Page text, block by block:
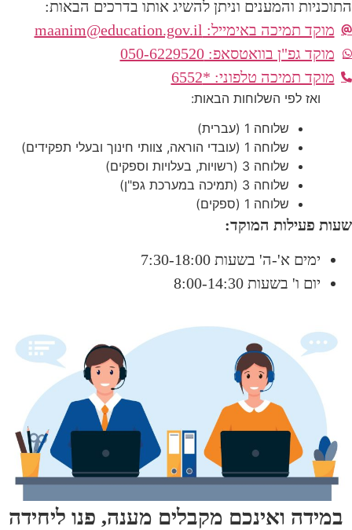
התוכניות והמענים וניתן להשיג אותו בדרכים הבאות:
מוקד תמיכה באימייל: maanim@education.gov.il
מוקד גפ"ן בוואטסאפ: 050-6229520
מוקד תמיכה טלפוני: *6552
ואז לפי השלוחות הבאות:
שלוחה 1 (עברית)
שלוחה 1 (עובדי הוראה, צוותי חינוך ובעלי תפקידים)
שלוחה 3 (רשויות, בעלויות וספקים)
שלוחה 3 (תמיכה במערכת גפ"ן)
שלוחה 1 (ספקים)
שעות פעילות המוקד:
ימים א'-ה' בשעות 7:30-18:00
יום ו' בשעות 8:00-14:30
במידה ואינכם מקבלים מענה, פנו ליחידה